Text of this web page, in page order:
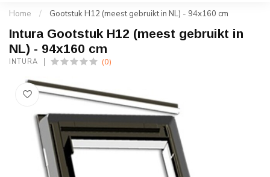
Home / Gootstuk H12 (meest gebruikt in NL) - 94x160 cm
Intura Gootstuk H12 (meest gebruikt in
NL) - 94x160 cm
INTURA (0)